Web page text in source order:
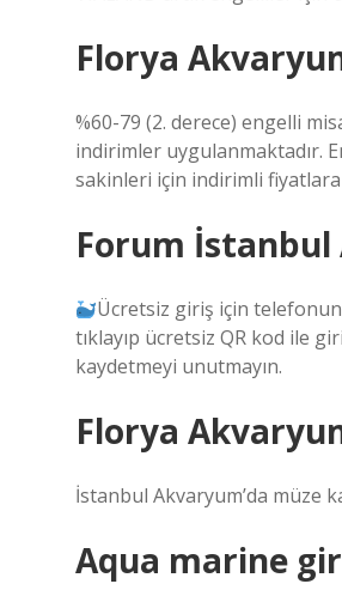
Florya
%60-79 (2. derece) engelli
indirimler uygulanmaktadır.
sakinleri için indirimli
Forum İstanbul
Ücretsiz giriş için
tıklayıp ücretsiz QR kod ile
kaydetmeyi unutmayın.
Florya
İstanbul Akvaryum’da müze
Aqua marine